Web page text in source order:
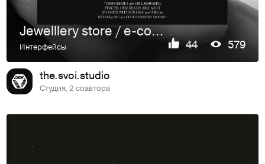
Jewelllery store / e-commerce design
Интерфейсы 44 579
the.svoi.studio
Студия, 2 соавтора